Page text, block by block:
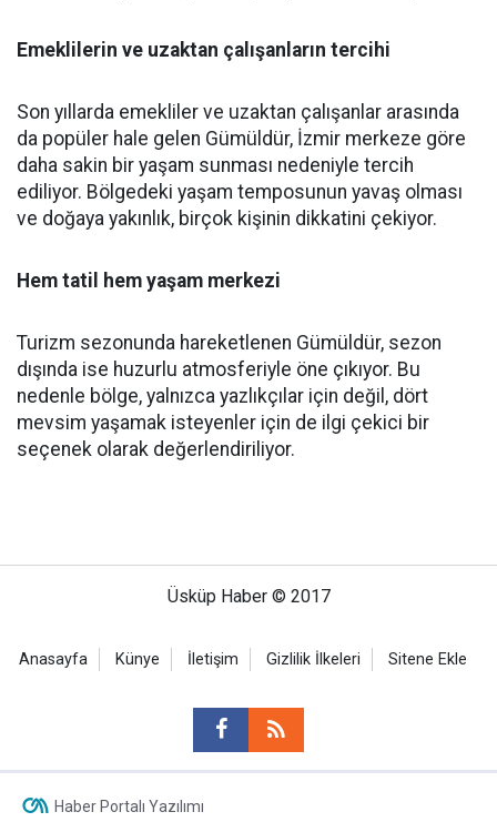
Emeklilerin ve uzaktan çalışanların tercihi
Son yıllarda emekliler ve uzaktan çalışanlar arasında
da popüler hale gelen Gümüldür, İzmir merkeze göre
daha sakin bir yaşam sunması nedeniyle tercih
ediliyor. Bölgedeki yaşam temposunun yavaş olması
ve doğaya yakınlık, birçok kişinin dikkatini çekiyor.
Hem tatil hem yaşam merkezi
Turizm sezonunda hareketlenen Gümüldür, sezon
dışında ise huzurlu atmosferiyle öne çıkıyor. Bu
nedenle bölge, yalnızca yazlıkçılar için değil, dört
mevsim yaşamak isteyenler için de ilgi çekici bir
seçenek olarak değerlendiriliyor.
Üsküp Haber © 2017
Anasayfa Künye İletişim Gizlilik İlkeleri Sitene Ekle
Haber Portalı Yazılımı